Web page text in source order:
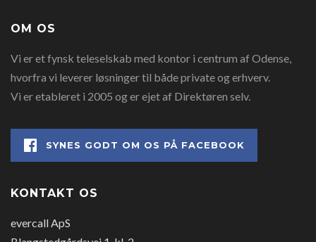
OM OS
Vi er et fynsk teleselskab med kontor i centrum af Odense,
hvorfra vi leverer løsninger til både private og erhverv.
Vi er etableret i 2005 og er ejet af Direktøren selv.
SYNES GODT OM OS PÅ FACEBOOK
KONTAKT OS
evercall ApS